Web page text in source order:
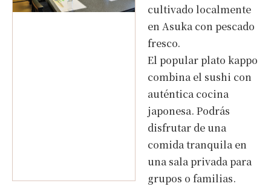
cultivado localmente
en Asuka con pescado
fresco.
El popular plato kappo
combina el sushi con
auténtica cocina
japonesa. Podrás
disfrutar de una
comida tranquila en
una sala privada para
grupos o familias.